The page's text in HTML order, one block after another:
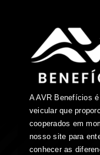
A AVR Benefícios
veicular que
cooperados em
nosso site para
conhecer as